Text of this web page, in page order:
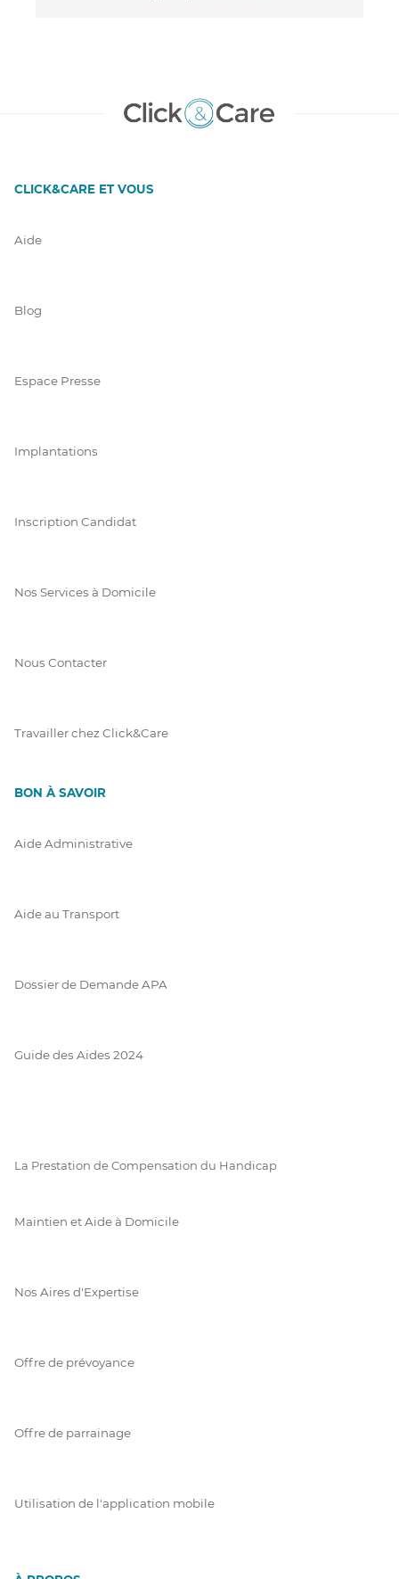
CLICK&CARE ET VOUS
Aide
Blog
Espace Presse
Implantations
Inscription Candidat
Nos Services à Domicile
Nous Contacter
Travailler chez Click&Care
BON À SAVOIR
Aide Administrative
Aide au Transport
Dossier de Demande APA
Guide des Aides 2024
La Prestation de Compensation du Handicap
Maintien et Aide à Domicile
Nos Aires d'Expertise
Offre de prévoyance
Offre de parrainage
Utilisation de l'application mobile